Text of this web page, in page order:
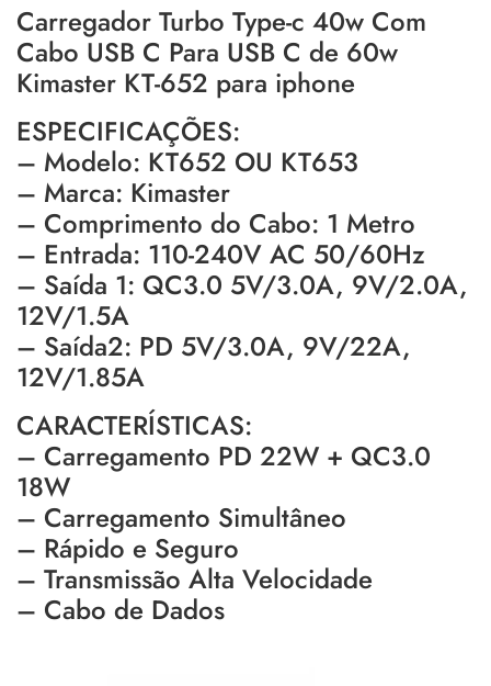
Carregador Turbo Type-c 40w Com
Cabo USB C Para USB C de 60w
Kimaster KT-652 para iphone
ESPECIFICAÇÕES:
– Modelo: KT652 OU KT653
– Marca: Kimaster
– Comprimento do Cabo: 1 Metro
– Entrada: 110-240V AC 50/60Hz
– Saída 1: QC3.0 5V/3.0A, 9V/2.0A,
12V/1.5A
– Saída2: PD 5V/3.0A, 9V/22A,
12V/1.85A
CARACTERÍSTICAS:
– Carregamento PD 22W + QC3.0
18W
– Carregamento Simultâneo
– Rápido e Seguro
– Transmissão Alta Velocidade
– Cabo de Dados